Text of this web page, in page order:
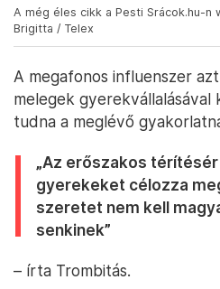
A még éles cikk a Pesti Srácok.hu-n
Brigitta / Telex
A megafonos influenszer
melegek gyerekvállalásával
tudna a meglévő
„Az erőszakos
gyerekeket célozza
szeretet nem kell
senkinek”
– írta Trombitás.